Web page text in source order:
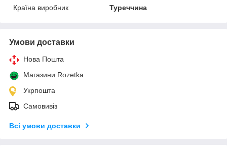
Країна виробник
Туреччина
Умови доставки
Нова Пошта
Магазини Rozetka
Укрпошта
Самовивіз
Всі умови доставки